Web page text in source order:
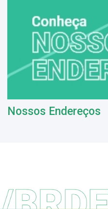
Nossos Endereços